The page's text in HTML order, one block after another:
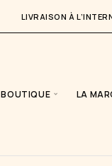
LIVRAISON À
BOUTIQUE LA